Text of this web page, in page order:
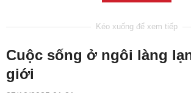
Cuộc sống ở ngôi làng
giới